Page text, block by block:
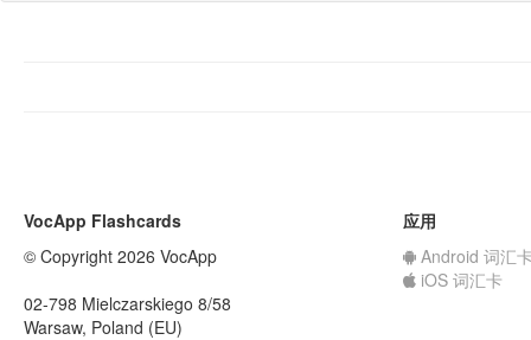
VocApp Flashcards
© Copyright 2026 VocApp
02-798 Mielczarskiego 8/58
Warsaw, Poland (EU)
应用
Android 词汇
iOS 词汇卡